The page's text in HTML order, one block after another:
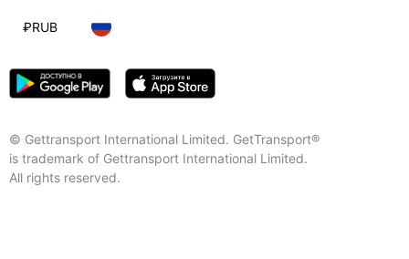
© Gettransport International Limited. GetTransport®
is trademark of Gettransport International Limited.
All rights reserved.
₽RUB